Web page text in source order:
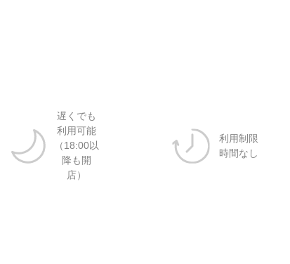
遅くでも
利用可能
（18:00以
降も開
店）
利用制限
時間なし